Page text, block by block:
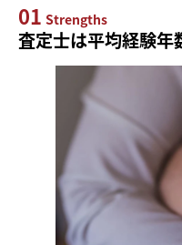
01 Strengths
査定士は平均経験